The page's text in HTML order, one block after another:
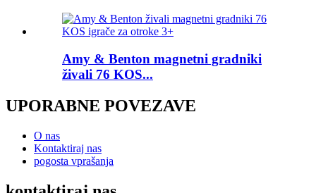
Amy & Benton magnetni gradniki
živali 76 KOS...
UPORABNE POVEZAVE
O nas
Kontaktiraj nas
pogosta vprašanja